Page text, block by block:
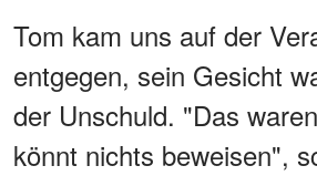
Tom kam uns auf der
entgegen, sein Gesicht
der Unschuld. "Das
könnt nichts beweisen",